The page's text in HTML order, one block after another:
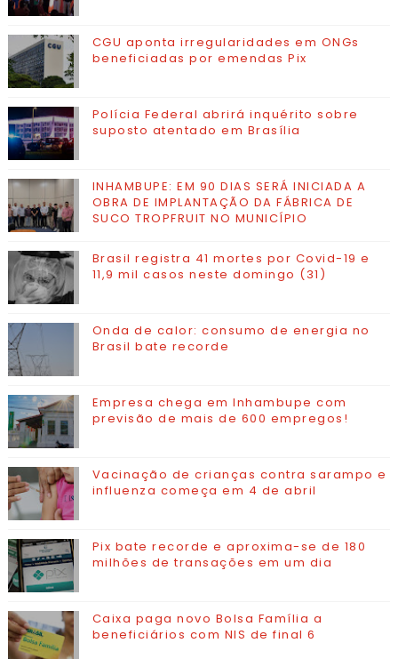
CGU aponta irregularidades em ONGs
beneficiadas por emendas Pix
Polícia Federal abrirá inquérito sobre
suposto atentado em Brasília
INHAMBUPE: EM 90 DIAS SERÁ INICIADA A
OBRA DE IMPLANTAÇÃO DA FÁBRICA DE
SUCO TROPFRUIT NO MUNICÍPIO
Brasil registra 41 mortes por Covid-19 e
11,9 mil casos neste domingo (31)
Onda de calor: consumo de energia no
Brasil bate recorde
Empresa chega em Inhambupe com
previsão de mais de 600 empregos!
Vacinação de crianças contra sarampo e
influenza começa em 4 de abril
Pix bate recorde e aproxima-se de 180
milhões de transações em um dia
Caixa paga novo Bolsa Família a
beneficiários com NIS de final 6